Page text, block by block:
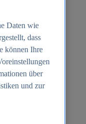
Daten wie
dass
können Ihre
über
und zur